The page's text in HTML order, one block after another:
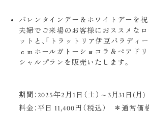
バレンタインデー＆ホワイトデーを祝
夫婦でご来場のお客様におススメな
ットと、「トラットリア伊豆パラディー
ｃｍホールガトーショコラ＆ペアドリ
シャルプランを販売いたします。
期間：2025年2月1日（土）～3月31日(月)
料金：平日 11,400円（税込） ＊通常価